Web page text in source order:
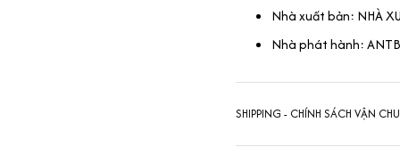
Nhà xuất bản: NHÀ
Nhà phát hành:
SHIPPING - CHÍNH SÁCH VẬN